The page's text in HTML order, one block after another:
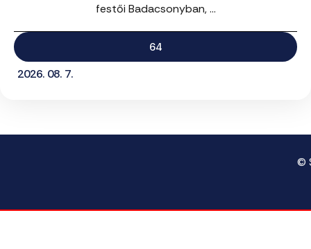
festői Badacsonyban, ...
64
2026. 08. 7.
©